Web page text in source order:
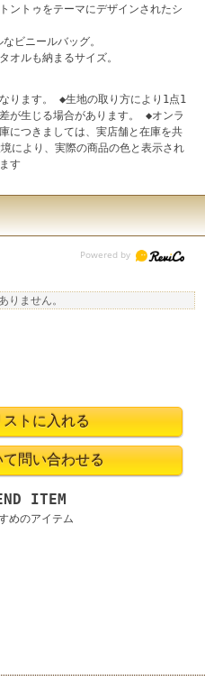
ントゥをテーマにデザインされたシ
ビニールバッグ。
オルも納まるサイズ。
ります。 ◆生地の取り方により1点1
が生じる場合があります。 ◆オンラ
につきましては、実店舗と在庫を共
により、実際の商品の色と表示され
す
りません。
ITEM
めのアイテム